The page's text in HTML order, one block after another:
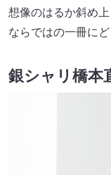
想像のはるか斜め
ならではの一冊に
銀シャリ橋